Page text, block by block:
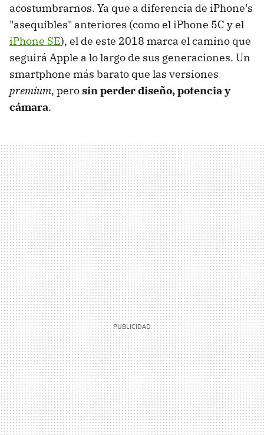
acostumbrarnos. Ya que a diferencia de iPhone's
"asequibles" anteriores (como el iPhone 5C y el
iPhone SE), el de este 2018 marca el camino que
seguirá Apple a lo largo de sus generaciones. Un
smartphone más barato que las versiones
premium, perosin perder diseño, potencia y
cámara.